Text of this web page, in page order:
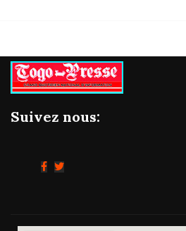
Suivez nous: